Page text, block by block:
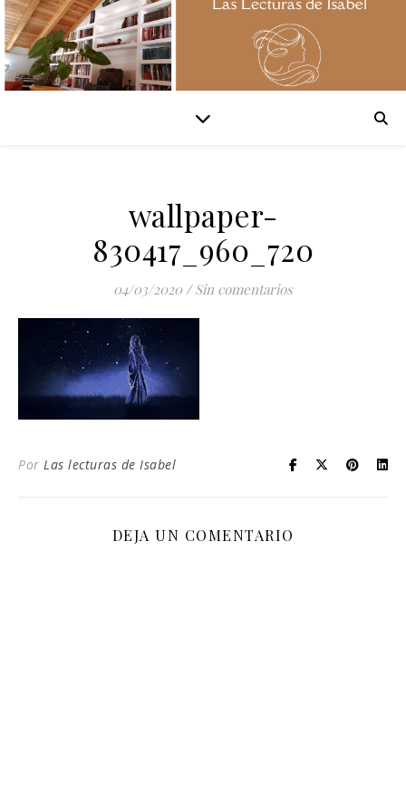
wallpaper-
830417_960_720
04/03/2020 / Sin comentarios
Por Las lecturas de Isabel
DEJA UN COMENTARIO